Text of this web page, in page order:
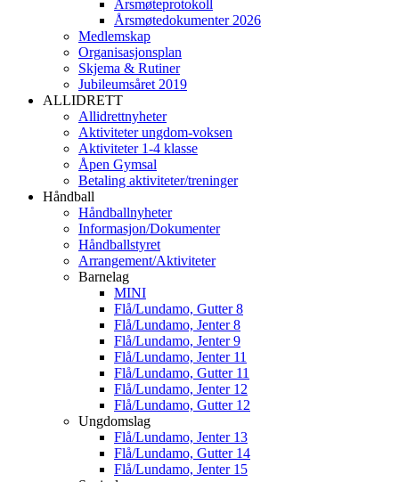
Årsmøteprotokoll
Årsmøtedokumenter 2026
Medlemskap
Organisasjonsplan
Skjema & Rutiner
Jubileumsåret 2019
ALLIDRETT
Allidrettnyheter
Aktiviteter ungdom-voksen
Aktiviteter 1-4 klasse
Åpen Gymsal
Betaling aktiviteter/treninger
Håndball
Håndballnyheter
Informasjon/Dokumenter
Håndballstyret
Arrangement/Aktiviteter
Barnelag
MINI
Flå/Lundamo, Gutter 8
Flå/Lundamo, Jenter 8
Flå/Lundamo, Jenter 9
Flå/Lundamo, Jenter 11
Flå/Lundamo, Gutter 11
Flå/Lundamo, Jenter 12
Flå/Lundamo, Gutter 12
Ungdomslag
Flå/Lundamo, Jenter 13
Flå/Lundamo, Gutter 14
Flå/Lundamo, Jenter 15